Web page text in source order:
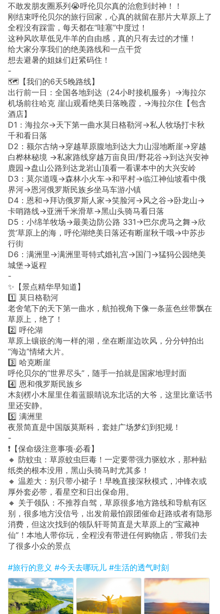
不敢发朋友圈系列😭呼伦贝尔真的治愈到封神！！
刚结束呼伦贝尔的旅行回家，心真的就留在那片大草原上了
全程没有踩雷，每天都在“哇塞”中度过！
这种风吹草低见牛羊的自由感，真的只有去过的才懂！
给大家分享我们的绝美路线和一点干货
想去避暑的姐妹们赶紧码住！
-
🗺️【我们的6天5晚路线】
出行前一日：全国各地到达（24小时接机服务）→海拉尔
机场前往哈克 崖山观看绝美日落晚霞，→海拉尔住【包含
酒店】
D1：海拉尔→天下第一曲水莫日格勒河→私人牧场打卡秋
千和看日落
D2：额尔古纳→穿越草原腹地到达大力山湿地断崖→穿越
白桦林秘境 →私家路线穿越万亩良田/野花谷→到达兴安神
鹿园→盘山公路到达龙岩山顶看一看课本中的大兴安岭
D3：莫尔道嘎→森林小火车→和平村→临江神仙坡看中俄
界河→恩河俄罗斯民族乡坐马车游小镇
D4：恩和→拜访俄罗斯人家→笑脸河→风之谷→卧龙山→
卡哨路线→亚洲千米滑草→黑山头骑马看日落
D5：小绵羊牧场→最美边防公路 331→巴尔虎马之舞→欣
赏‘草原上的海，呼伦湖绝美日落还有断崖秋千哦→中苏步
行街
D6：满洲里→满洲里哥特式婚礼宫→国门→猛犸公园绝美
城堡→返程
-
✨【景点精华早知道】
1️⃣ 莫日格勒河
老舍笔下的天下第一曲水，航拍视角下像一条蓝色丝带飘在
草原上，绝了！
2️⃣ 呼伦湖
草原上镶嵌的海一样的湖，坐在断崖边吹风，分分钟拍出
“海边”情绪大片。
3️⃣ 哈克断崖
呼伦贝尔的“世界尽头”，随手一拍就是国家地理封面
4️⃣ 恩和俄罗斯民族乡
木刻楞小木屋里住着蓝眼睛说东北话的大爷，这里比童话书
里还安静。
5️⃣ 满洲里
夜景简直是中国版莫斯科，套娃广场梦幻到犯规！
-
❗️【保命级注意事项·必看】
🔸 防蚊虫：草原蚊虫巨毒！一定要带强力驱蚊水，那种贴
纸类的根本没用，黑山头骑马时尤其多！
🔸 温差大：别只带小裙子！早晚直接深秋模式，冲锋衣或
厚外套必带，看星空和日出保命用。
🔸 关于领队：不推荐自驾，草原很多地方路线和导航有区
别，很多地方没信号，出发前最怕跟团催命赶路或者有隐形
消费，但这次找到的领队轩哥简直是大草原上的“宝藏神
仙”！本地人带你玩，全程没有带进任何购物店，带我们去
了很多小众的景点
#旅行的意义 #今天去哪玩儿 #生活的透气时刻